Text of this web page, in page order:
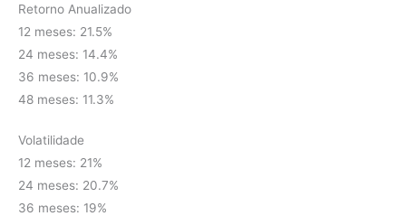
Retorno Anualizado
12 meses: 21.5%
24 meses: 14.4%
36 meses: 10.9%
48 meses: 11.3%
Volatilidade
12 meses: 21%
24 meses: 20.7%
36 meses: 19%